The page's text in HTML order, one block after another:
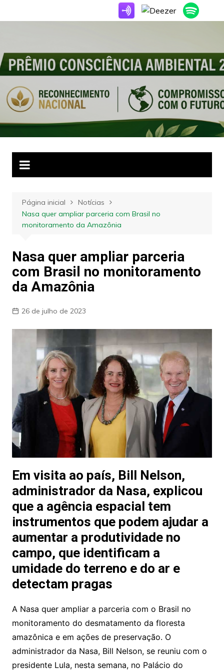
para
Página inicial
Notícias
Nasa quer ampliar parceria com Brasil no
monitoramento da Amazônia
Nasa quer ampliar parceria
com Brasil no monitoramento
da Amazônia
26 de julho de 2023
Em visita ao país, Bill Nelson,
administrador da Nasa, explicou
que a agência espacial tem
instrumentos que podem ajudar a
aumentar a produtividade no
campo, que identificam a
umidade do terreno e do ar e
detectam pragas
A Nasa quer ampliar a parceria com o Brasil no
monitoramento do desmatamento da floresta
amazônica e em ações de preservação. O
administrador da Nasa, Bill Nelson, se reuniu com o
presidente Lula, nesta semana, no Palácio do